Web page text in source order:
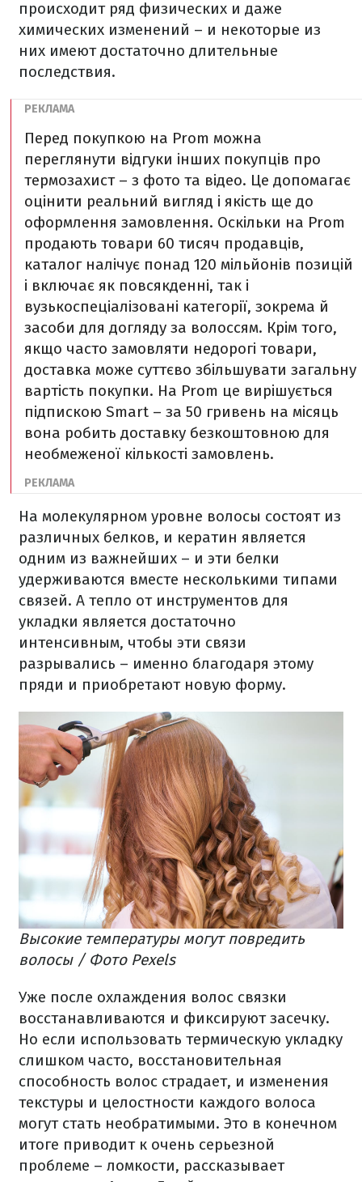
происходит ряд физических и даже
химических изменений – и некоторые из
них имеют достаточно длительные
последствия.
Перед покупкою на Prom можна
переглянути відгуки інших покупців про
термозахист – з фото та відео. Це допомагає
оцінити реальний вигляд і якість ще до
оформлення замовлення. Оскільки на Prom
продають товари 60 тисяч продавців,
каталог налічує понад 120 мільйонів позицій
і включає як повсякденні, так і
вузькоспеціалізовані категорії, зокрема й
засоби для догляду за волоссям. Крім того,
якщо часто замовляти недорогі товари,
доставка може суттєво збільшувати загальну
вартість покупки. На Prom це вирішується
підпискою Smart – за 50 гривень на місяць
вона робить доставку безкоштовною для
необмеженої кількості замовлень.
На молекулярном уровне волосы состоят из
различных белков, и кератин является
одним из важнейших – и эти белки
удерживаются вместе несколькими типами
связей. А тепло от инструментов для
укладки является достаточно
интенсивным, чтобы эти связи
разрывались – именно благодаря этому
пряди и приобретают новую форму.
Высокие температуры могут повредить
волосы / Фото Pexels
Уже после охлаждения волос связки
восстанавливаются и фиксируют засечку.
Но если использовать термическую укладку
слишком часто, восстановительная
способность волос страдает, и изменения
текстуры и целостности каждого волоса
могут стать необратимыми. Это в конечном
итоге приводит к очень серьезной
проблеме – ломкости, рассказывает